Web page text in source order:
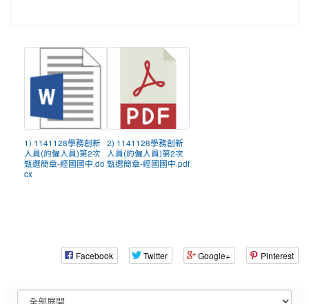
1) 1141128學務創新
人員(約僱人員)第2次
甄選簡章-經國國中.do
cx
2) 1141128學務創新
人員(約僱人員)第2次
甄選簡章-經國國中.pdf
Facebook Twitter Google+ Pinterest